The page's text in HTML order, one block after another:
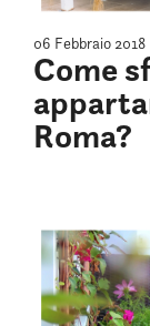
06 Febbraio 2018
Come
Roma?